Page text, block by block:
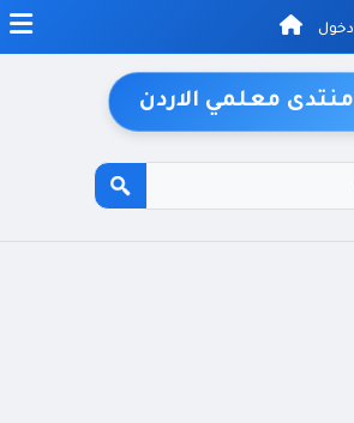
دخول
منتدى معلمي الاردن